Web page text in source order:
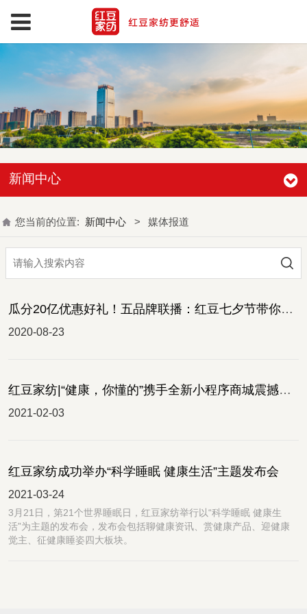
新闻中心
您当前的位置: 新闻中心 > 媒体报道
瓜分20亿优惠好礼！五品牌联播：红豆七夕节带你嗨翻全场
2020-08-23
红豆家纺|“健康，你懂的”携手全新小程序商城震撼发布
2021-02-03
红豆家纺成功举办“科学睡眠 健康生活”主题发布会
2021-03-24
​3月21日，第21个世界睡眠日，红豆家纺举行以“科学睡眠 健康生
活”为主题的发布会，发布会包括聊健康资讯、赏健康产品、迎健康
觉主、征健康睡姿四大板块。